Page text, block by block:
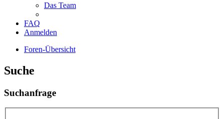
Das Team
FAQ
Anmelden
Foren-Übersicht
Suche
Suchanfrage